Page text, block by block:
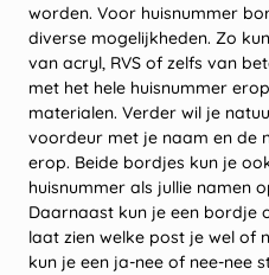
worden. Voor huisnummer
diverse mogelijkheden. Zo
van acryl, RVS of zelfs van
met het hele huisnummer
materialen. Verder wil je
voordeur met je naam en de
erop. Beide bordjes kun je
huisnummer als jullie namen
Daarnaast kun je een bordje
laat zien welke post je wel of
kun je een ja-nee of nee-nee